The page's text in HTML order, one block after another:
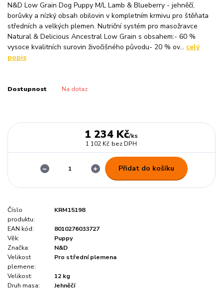
N&D Low Grain Dog Puppy M/L Lamb & Blueberry - jehněčí,
borůvky a nízký obsah obilovin v kompletním krmivu pro štěňata
středních a velkých plemen. Nutriční systém pro masožravce
Natural & Delicious Ancestral Low Grain s obsahem:- 60 %
vysoce kvalitních surovin živočišného původu- 20 % ov... celý
popis
Dostupnost Na dotaz
1 234 Kč/ks
1 102 Kč bez DPH
Přidat do košíku
Číslo
produktu:
KRM15198
EAN kód:
8010276033727
Věk:
Puppy
Značka:
N&D
Velikost
plemene:
Pro střední plemena
Velikost:
12 kg
Druh masa:
Jehněčí